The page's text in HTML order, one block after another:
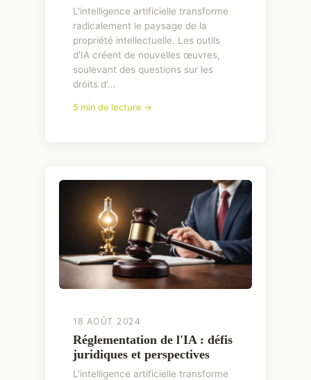
L'intelligence artificielle transforme
radicalement le paysage de la
propriété intellectuelle. Les outils
d'IA créent de nouvelles œuvres,
soulevant des questions sur les
droits d'...
5 min de lecture →
18 AOÛT 2024
Réglementation de l'IA : défis
juridiques et perspectives
L'intelligence artificielle transforme